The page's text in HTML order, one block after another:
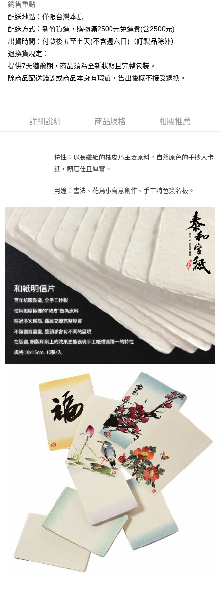
運送方式
下單前請先詢問庫存
每筆NT$130，滿NT$2,500(含以上)免運費
銷售重點
配送地點：僅限台灣本島
配送方式：新竹貨運，購物滿2500元免運費(含2500元)
出貨時間：付款後五至七天(不含週六日)（訂製品除外）
退換貨規定：
提供7天猶豫期，商品須為全新狀態且完整包裝。
除商品配送錯誤或商品本身有瑕疵，售出後概不接受退換。
詳細說明 商品規格 相關推薦
特性：以長纖維的楮皮乃主要原料，自然原色的手抄大卡
紙，韌度佳且厚實。
用途：書法、花鳥小寫意創作、手工特色簽名板。